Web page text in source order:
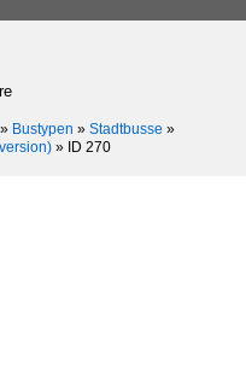
» Bustypen » Stadtbusse »
» ID 270